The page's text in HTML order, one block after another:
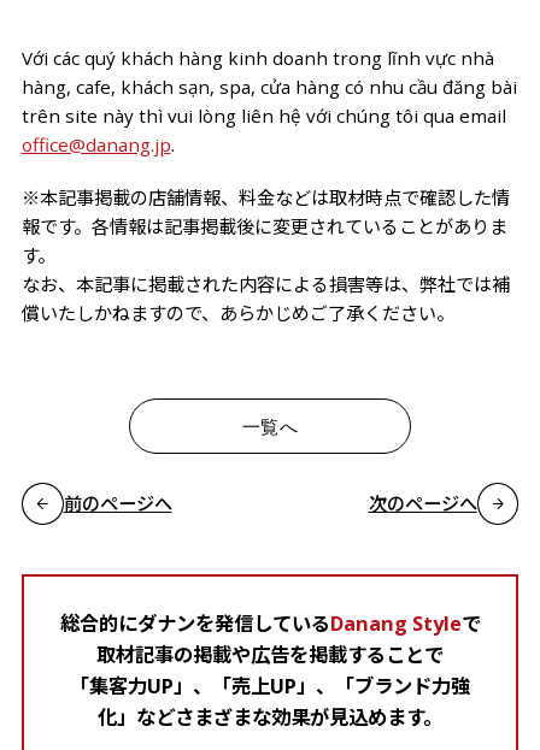
Với các quý khách hàng kinh doanh trong lĩnh vực nhà
hàng, cafe, khách sạn, spa, cửa hàng có nhu cầu đăng bài
trên site này thì vui lòng liên hệ với chúng tôi qua email
office@danang.jp.
※本記事掲載の店舗情報、料金などは取材時点で確認した情
報です。各情報は記事掲載後に変更されていることがありま
す。
なお、本記事に掲載された内容による損害等は、弊社では補
償いたしかねますので、あらかじめご了承ください。
前のページへ
一覧へ
次のページへ
総合的にダナンを発信しているDanang Styleで
取材記事の掲載や広告を掲載することで
「集客力UP」、「売上UP」、「ブランド力強
化」などさまざまな効果が見込めます。